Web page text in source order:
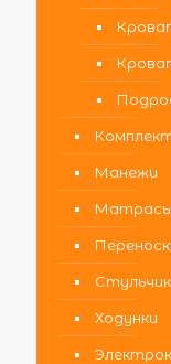
Манежи
Матрасы
Ходунки